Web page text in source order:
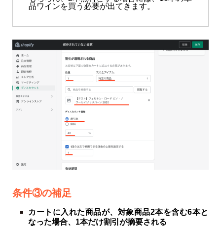
品ワインを買う必要が出てきます。
条件③の補足
カートに入れた商品が、対象商品2本を含む6本と
なった場合、1本だけ割引が摘要される